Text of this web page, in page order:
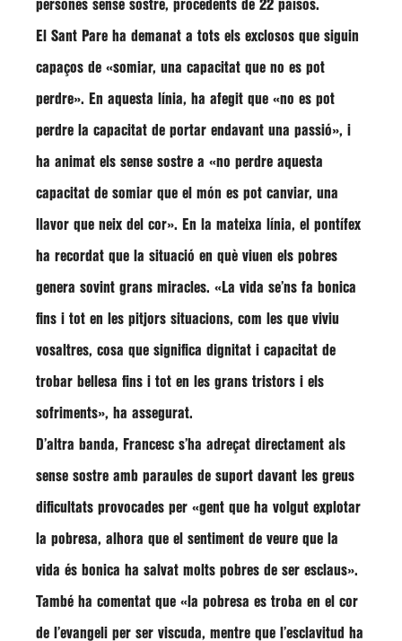
persones sense sostre, procedents de 22 països.
El Sant Pare ha demanat a tots els exclosos que siguin
capaços de «somiar, una capacitat que no es pot
perdre». En aquesta línia, ha afegit que «no es pot
perdre la capacitat de portar endavant una passió», i
ha animat els sense sostre a «no perdre aquesta
capacitat de somiar que el món es pot canviar, una
llavor que neix del cor». En la mateixa línia, el pontífex
ha recordat que la situació en què viuen els pobres
genera sovint grans miracles. «La vida se’ns fa bonica
fins i tot en les pitjors situacions, com les que viviu
vosaltres, cosa que significa dignitat i capacitat de
trobar bellesa fins i tot en les grans tristors i els
sofriments», ha assegurat.
D’altra banda, Francesc s’ha adreçat directament als
sense sostre amb paraules de suport davant les greus
dificultats provocades per «gent que ha volgut explotar
la pobresa, alhora que el sentiment de veure que la
vida és bonica ha salvat molts pobres de ser esclaus».
També ha comentat que «la pobresa es troba en el cor
de l’evangeli per ser viscuda, mentre que l’esclavitud ha